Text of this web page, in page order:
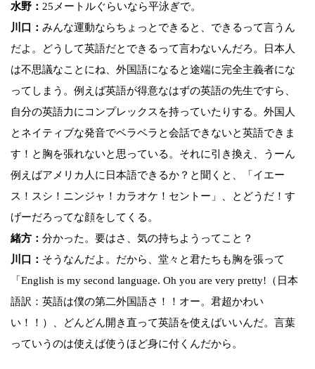
水野： 25メートルぐらいなら平泳ぎで。
川口： みんな運動ならちょっとできると、できるって言うん
だよ。どうして英語だとできるって言わないんだろ。日本人
は不思議なことにね、外国語になると途端に完全主義者にな
ってしまう。例えば英語が得意なはずの英語の先生ですら、
自分の英語力にコンプレックスを持っていたりする。外国人
とネイティブな発音でベラベラと会話できないと英語できま
す！と胸を張れないと思っている。それに引き換え、うーん
例えばアメリカ人に日本語できるか？と聞くと、「イエー
ス！スシ！ニンジャ！カラオケ！セントー」、とどうだ！す
げーだろってな顔をしてくる。
緒方： 分かった。要はさ、気の持ちようってこと？
川口： そうなんだよ。だから、堂々と君たちも胸を張って
「English is my second language. Oh you are very pretty!（日本
語訳：英語は僕の第二外国語さ！！オー。君超かわい
い！！）、どんどん開き直って英語を使えばいいんだ。言葉
っていうのは使えば使うほど身に付くんだから。